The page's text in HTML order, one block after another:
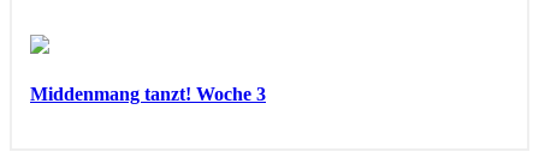
Middenmang tanzt! Woche 3